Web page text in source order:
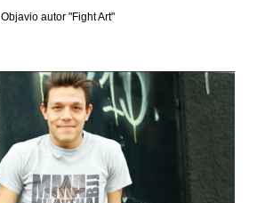
Objavio autor "Fight Art"